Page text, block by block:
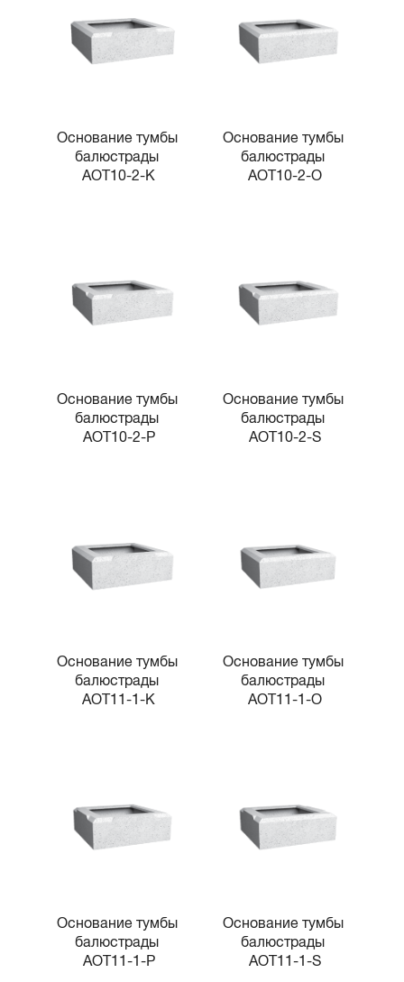
Основание тумбы
балюстрады
AOT10-2-K
Основание тумбы
балюстрады
AOT10-2-O
Основание тумбы
балюстрады
AOT10-2-P
Основание тумбы
балюстрады
AOT10-2-S
Основание тумбы
балюстрады
AOT11-1-K
Основание тумбы
балюстрады
AOT11-1-O
Основание тумбы
балюстрады
AOT11-1-P
Основание тумбы
балюстрады
AOT11-1-S